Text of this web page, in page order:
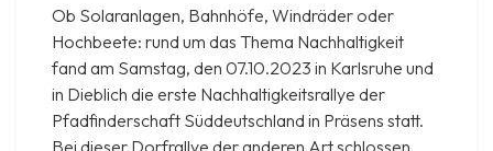
Ob Solaranlagen, Bahnhöfe, Windräder oder
Hochbeete: rund um das Thema Nachhaltigkeit
fand am Samstag, den 07.10.2023 in Karlsruhe und
in Dieblich die erste Nachhaltigkeitsrallye der
Pfadfinderschaft Süddeutschland in Präsens statt.
Bei dieser Dorfrallye der anderen Art schlossen